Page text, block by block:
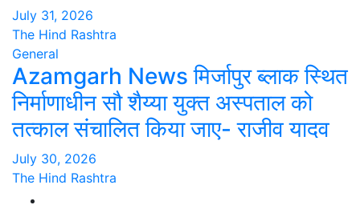
July 31, 2026
The Hind Rashtra
General
Azamgarh News मिर्जापुर ब्लाक स्थित
निर्माणाधीन सौ शैय्या युक्त अस्पताल को
तत्काल संचालित किया जाए- राजीव यादव
July 30, 2026
The Hind Rashtra